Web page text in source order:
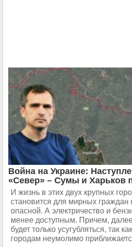
Война на Украине:
«Север» – Сумы и Харьков
И жизнь в этих двух крупных
становится для мирных граждан
опасной. А электричество и
менее доступным. Причем,
будет только усугубляться, так
городам неумолимо